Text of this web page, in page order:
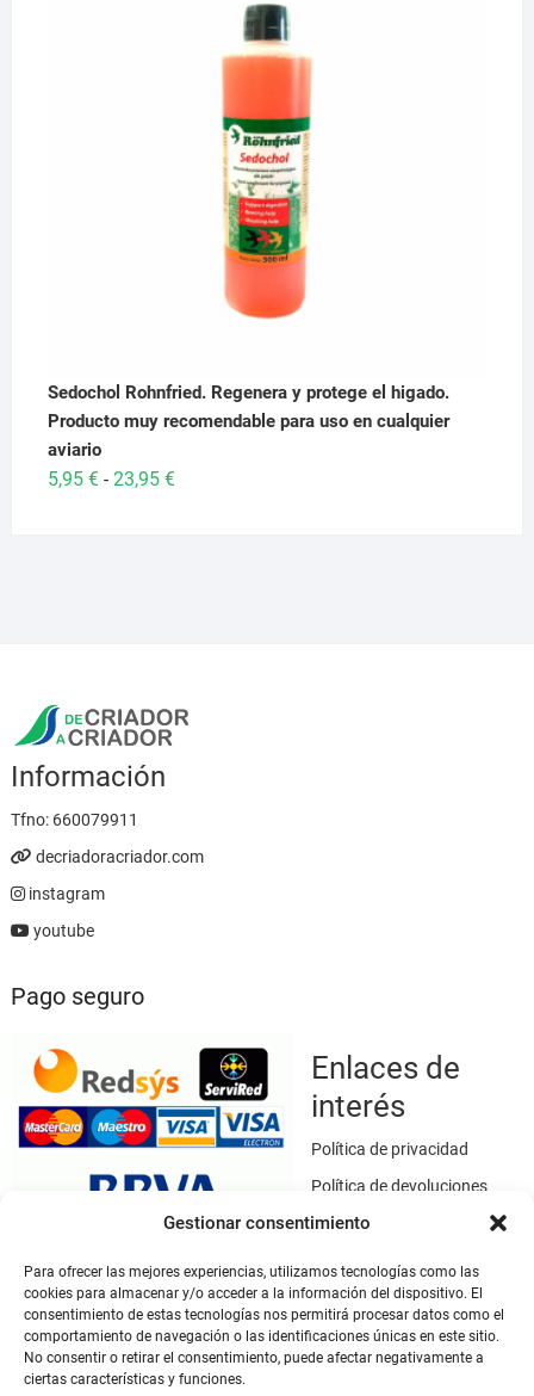
Gestionar consentimiento
Para ofrecer las mejores experiencias, utilizamos tecnologías como las
cookies para almacenar y/o acceder a la información del dispositivo. El
consentimiento de estas tecnologías nos permitirá procesar datos como el
comportamiento de navegación o las identificaciones únicas en este sitio.
No consentir o retirar el consentimiento, puede afectar negativamente a
ciertas características y funciones.
Sedochol Rohnfried. Regenera y protege el higado.
Producto muy recomendable para uso en cualquier
aviario
5,95 € - 23,95 €Rango
Información
Tfno: 660079911
decriadoracriador.com
instagram
youtube
Pago seguro
Enlaces de
interés
Política de privacidad
Política de devoluciones
Política de cookies
Términos y condiciones
Aviso legal
Este sitio web utiliza SSL / TLS como medio de seguridad para el
cifrado de datos.